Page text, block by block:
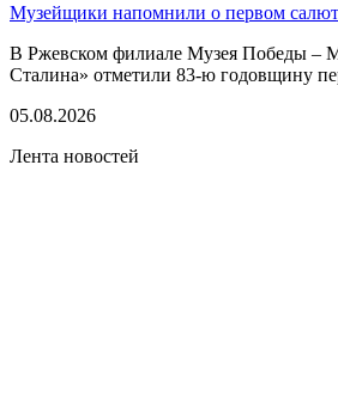
Музейщики напомнили о первом
В Ржевском филиале Музея Победы –
Сталина» отметили 83-ю годовщину
05.08.2026
Лента новостей